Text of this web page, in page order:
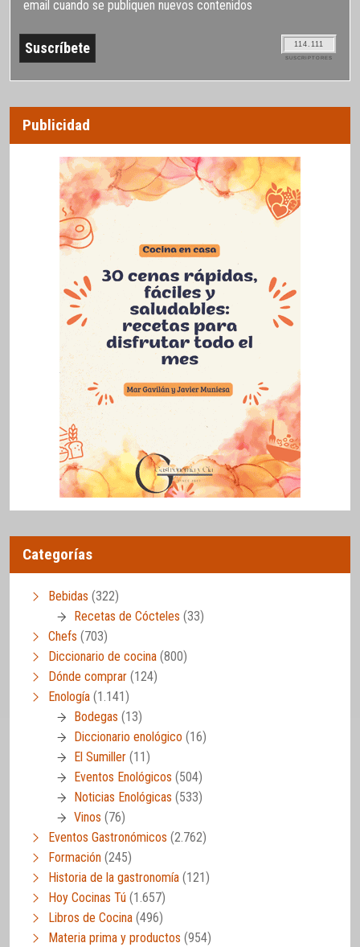
email cuando se publiquen nuevos contenidos
114.111
SUSCRIPTORES
Publicidad
Categorías
Bebidas (322)
Recetas de Cócteles (33)
Chefs (703)
Diccionario de cocina (800)
Dónde comprar (124)
Enología (1.141)
Bodegas (13)
Diccionario enológico (16)
El Sumiller (11)
Eventos Enológicos (504)
Noticias Enológicas (533)
Vinos (76)
Eventos Gastronómicos (2.762)
Formación (245)
Historia de la gastronomía (121)
Hoy Cocinas Tú (1.657)
Libros de Cocina (496)
Materia prima y productos (954)